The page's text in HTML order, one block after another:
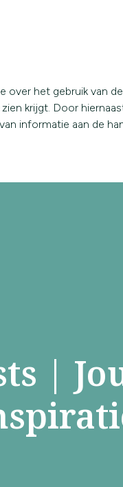
het gebruik van
krijgt. Door
informatie aan de
|